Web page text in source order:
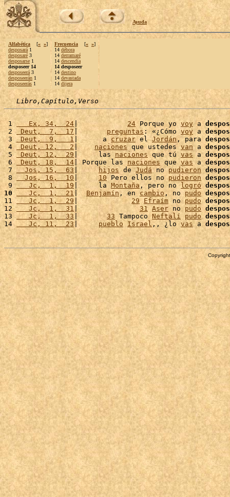
Ayuda
Alfabética [« »]
desposará 1
desposaré 3
desposarse 1
desposeer 14
desposeerá 3
desposeerán 1
desposeerás 1
Frecuencia [« »]
14 débora
14 derramaré
14 descendía
14 desposeer
14 destino
14 devastada
14 dijera
Libro,Capítulo,Verso
1
   Ex, 34,  24
| 24 Porque yo voy a
2 Deut,  7,  17 | preguntas : «¿Cómo voy a
3 Deut,  9,   1 |      a cruzar el Jordán , para
4
Deut, 12,   2| naciones que ustedes van a
5
Deut, 12,  29 |     las naciones que tú vas a
6
Deut, 18,  14 | Porque las naciones que vas a
7
  Jos, 15,  63
| hijos de Judá no pudieron
8
  Jos, 16,  10
| 10 Pero ellos no pudieron
9
   Jc,  1,  19
|     la Montaña , pero no logró
10
   Jc,  1,  21
| Benjamín , en cambio , no pudo
11
   Jc,  1,  29
| 29 Efraím no pudo
12
   Jc,  1,  31
| 31 Aser no pudo
13
   Jc,  1,  33
| 33 Tampoco Neftalí pudo
14
   Jc, 11,  23
| pueblo Israel ,, ¿lo vas a